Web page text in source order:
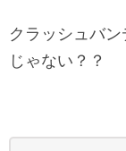
クラッシュバ
じゃない？？